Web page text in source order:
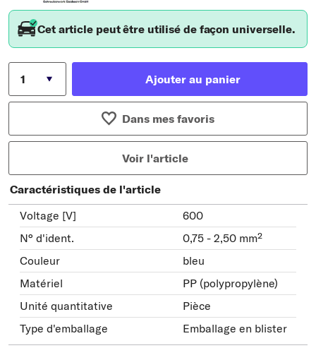
Cet article peut être utilisé de façon universelle.
Ajouter au panier
Dans mes favoris
Voir l'article
Caractéristiques de l'article
Voltage [V]
600
N° d'ident.
0,75 - 2,50 mm²
Couleur
bleu
Matériel
PP (polypropylène)
Unité quantitative
Pièce
Type d'emballage
Emballage en blister